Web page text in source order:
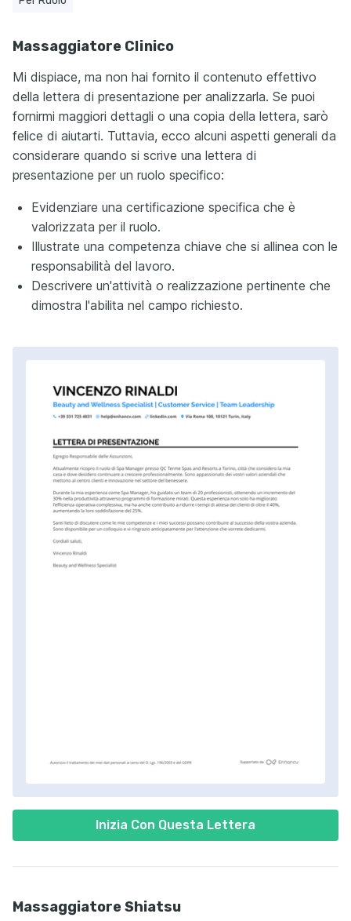
Inizia Con Questa Lettera
Massaggiatore Clinico
Mi dispiace, ma non hai fornito il contenuto effettivo
della lettera di presentazione per analizzarla. Se puoi
fornirmi maggiori dettagli o una copia della lettera, sarò
felice di aiutarti. Tuttavia, ecco alcuni aspetti generali da
considerare quando si scrive una lettera di
presentazione per un ruolo specifico:
Evidenziare una certificazione specifica che è
valorizzata per il ruolo.
Illustrate una competenza chiave che si allinea con le
responsabilità del lavoro.
Descrivere un'attività o realizzazione pertinente che
dimostra l'abilitа nel campo richiesto.
Massaggiatore Shiatsu